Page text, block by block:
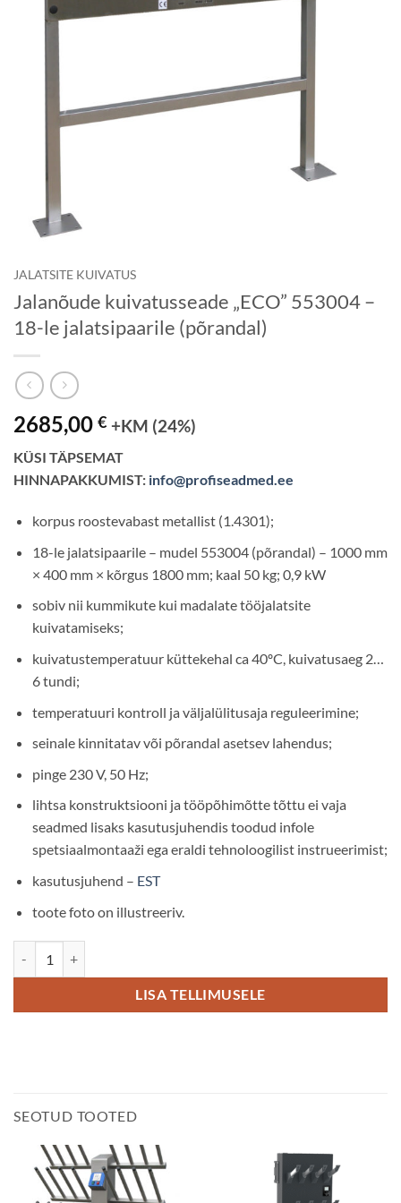
JALATSITE KUIVATUS
Jalanõude kuivatusseade „ECO” 553004 –
18-le jalatsipaarile (põrandal)
2685,00 € +KM (24%)
KÜSI TÄPSEMAT
HINNAPAKKUMIST: info@profiseadmed.ee
korpus roostevabast metallist (1.4301);
18-le jalatsipaarile – mudel 553004 (põrandal) – 1000 mm
× 400 mm × kõrgus 1800 mm; kaal 50 kg; 0,9 kW
sobiv nii kummikute kui madalate tööjalatsite
kuivatamiseks;
kuivatustemperatuur küttekehal ca 40ºC, kuivatusaeg 2…
6 tundi;
temperatuuri kontroll ja väljalülitusaja reguleerimine;
seinale kinnitatav või põrandal asetsev lahendus;
pinge 230 V, 50 Hz;
lihtsa konstruktsiooni ja tööpõhimõtte tõttu ei vaja
seadmed lisaks kasutusjuhendis toodud infole
spetsiaalmontaaži ega eraldi tehnoloogilist instrueerimist;
kasutusjuhend – EST
toote foto on illustreeriv.
LISA TELLIMUSELE
SEOTUD TOOTED